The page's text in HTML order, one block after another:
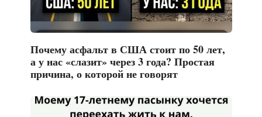
Почему асфальт в США стоит по 50 лет,
а у нас «слазит» через 3 года? Простая
причина, о которой не говорят